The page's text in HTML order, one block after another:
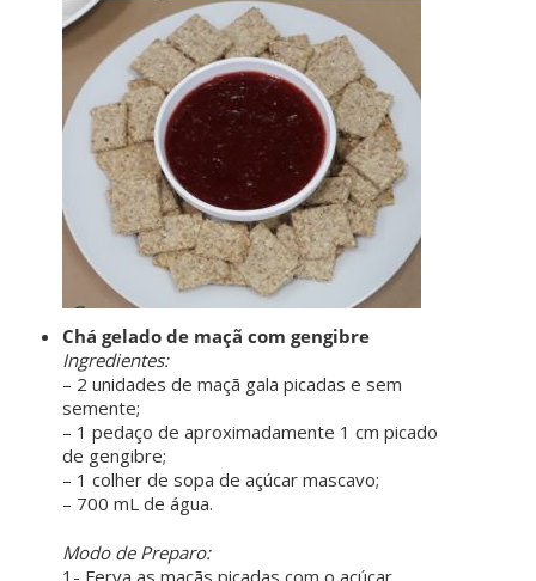
Chá gelado de maçã com gengibre
Ingredientes:
– 2 unidades de maçã gala picadas e sem
semente;
– 1 pedaço de aproximadamente 1 cm picado
de gengibre;
– 1 colher de sopa de açúcar mascavo;
– 700 mL de água.
Modo de Preparo:
1- Ferva as maçãs picadas com o açúcar